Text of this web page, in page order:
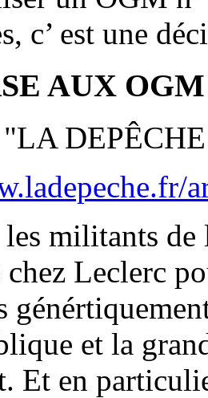
c’ est une
AUX
"LA
militants de
Leclerc
et la
Et en